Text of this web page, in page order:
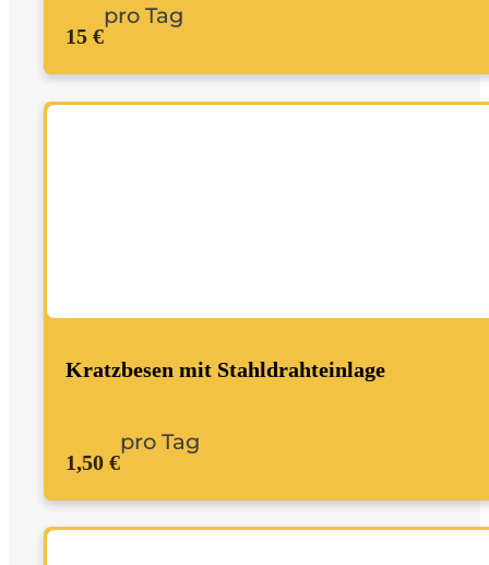
15 €
pro Tag
Kratzbesen mit Stahldrahteinlage
1,50 €
pro Tag